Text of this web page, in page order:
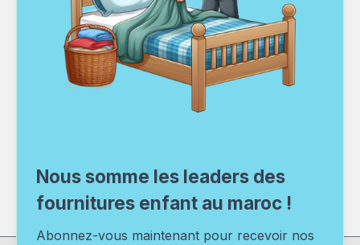
Nous somme les leaders des
fournitures enfant au maroc !
Abonnez-vous maintenant pour recevoir nos